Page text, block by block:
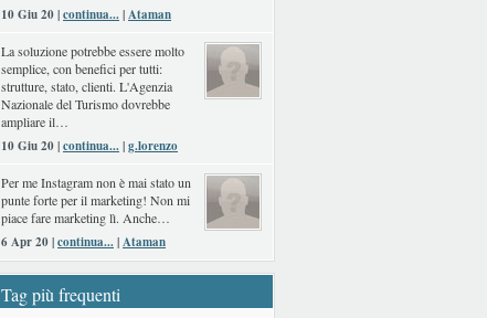
10 Giu 20 |continua...|Ataman
La soluzione potrebbe essere molto
semplice, con benefici per tutti:
strutture, stato, clienti. L'Agenzia
Nazionale del Turismo dovrebbe
ampliare il…
10 Giu 20 |continua...|g.lorenzo
Per me Instagram non è mai stato un
punte forte per il marketing! Non mi
piace fare marketing lì. Anche…
6 Apr 20 |continua...|Ataman
Tag più frequenti